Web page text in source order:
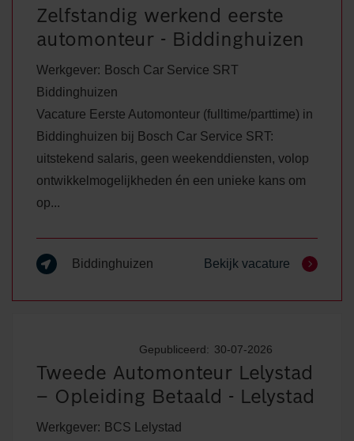
Zelfstandig werkend eerste
automonteur - Biddinghuizen
Werkgever: Bosch Car Service SRT
Biddinghuizen
Vacature Eerste Automonteur (fulltime/parttime) in
Biddinghuizen bij Bosch Car Service SRT:
uitstekend salaris, geen weekenddiensten, volop
ontwikkelmogelijkheden én een unieke kans om
op...
Biddinghuizen Bekijk vacature
Gepubliceerd: 30-07-2026
Tweede Automonteur Lelystad
– Opleiding Betaald - Lelystad
Werkgever: BCS Lelystad